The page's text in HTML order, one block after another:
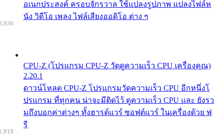
อเนกประสงค์ ครอบจักรวาล ใช้แปลงรูปภาพ แปลงไฟล์ห
นัง วิดีโอ เพลง ไฟล์เสียงออดิโอ ต่าง ๆ
CPU-Z (โปรแกรม CPU-Z วัดดูความเร็ว CPU เครื่องคุณ)
2.20.1
ดาวน์โหลด CPU-Z โปรแกรมวัดความเร็ว CPU อีกหนึ่งโ
ปรแกรม ที่ทุกคน น่าจะมีติดไว้ ดูความเร็ว CPU และ ยังรว
มถึงบอกค่าต่างๆ ทั้งฮารด์แวร์ ซอฟต์แวร์ ในเครื่องด้วย ฟ
รี